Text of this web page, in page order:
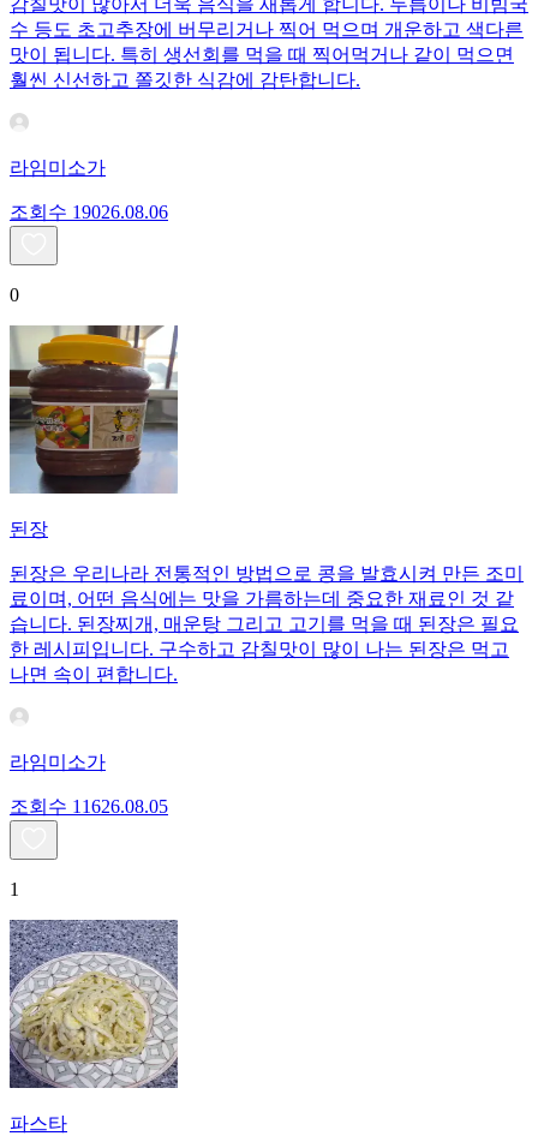
감칠맛이 많아서 더욱 음식을 새롭게 합니다. 두릅이나 비빔국
수 등도 초고추장에 버무리거나 찍어 먹으며 개운하고 색다른
맛이 됩니다. 특히 생선회를 먹을 때 찍어먹거나 같이 먹으면
훨씬 신선하고 쫄깃한 식감에 감탄합니다.
라임미소가
조회수 19026.08.06
0
된장
된장은 우리나라 전통적인 방법으로 콩을 발효시켜 만든 조미
료이며, 어떤 음식에는 맛을 가름하는데 중요한 재료인 것 같
습니다. 된장찌개, 매운탕 그리고 고기를 먹을 때 된장은 필요
한 레시피입니다. 구수하고 감칠맛이 많이 나는 된장은 먹고
나면 속이 편합니다.
라임미소가
조회수 11626.08.05
1
파스타